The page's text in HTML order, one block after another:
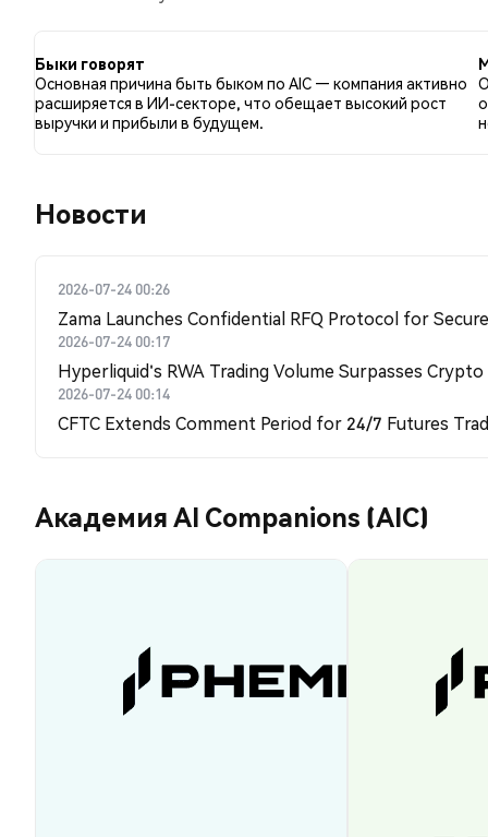
Быки говорят
Основная причина быть быком по AIC — компания активно
расширяется в ИИ-секторе, что обещает высокий рост
выручки и прибыли в будущем.
Новости
2026-07-24 00:26
Zama Launches Confidential RFQ Protocol for
2026-07-24 00:17
Hyperliquid's RWA Trading Volume Surpasses
2026-07-24 00:14
CFTC Extends Comment Period for 24/7 Futures
Академия AI Companions (AIC)